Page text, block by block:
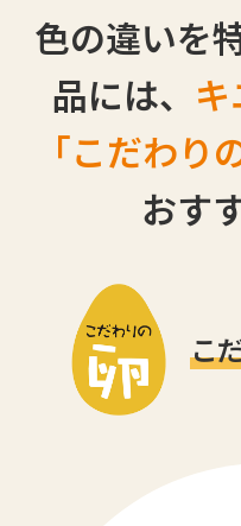
色の違いを
品には、
「こだわり
おす
こ